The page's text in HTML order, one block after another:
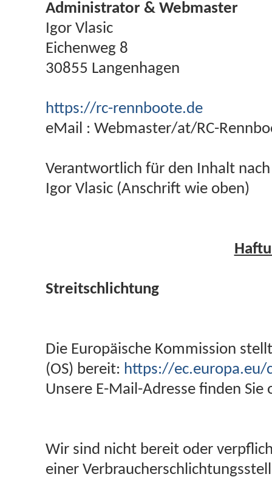
Administrator & Webmaster
Igor Vlasic
Eichenweg 8
30855 Langenhagen
https://rc-rennboote.de
eMail : Webmaster/at/RC-
Verantwortlich für den Inhalt nach
Igor Vlasic (Anschrift wie oben)
Streitschlichtung
Die Europäische Kommission
(OS) bereit: https://ec.europa.eu/
Unsere E-Mail-Adresse finden
Wir sind nicht bereit oder
einer